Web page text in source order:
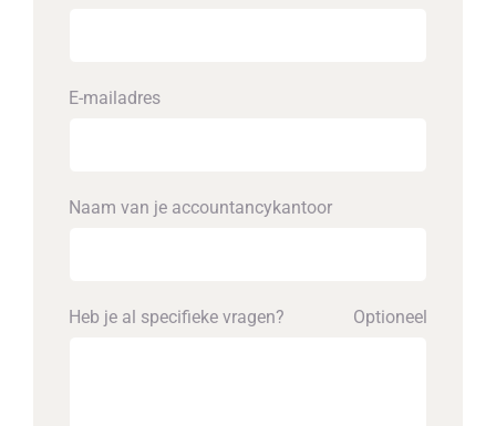
E-mailadres
Naam van je accounta­ncykantoor
Heb je al specifieke vragen? Optioneel